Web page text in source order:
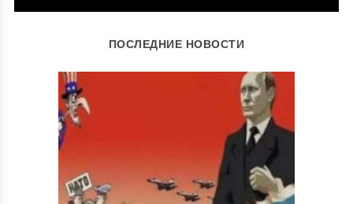
ОСТАВИТЬ КОММЕНТАРИЙ
Ваш адрес email не будет опубликован. Обязательные поля
Комментарий*
ПОСЛЕДНИЕ НОВОСТИ